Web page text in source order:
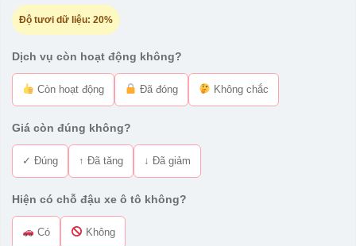
Độ tươi dữ liệu: 20%
Dịch vụ còn hoạt động không?
Còn hoạt động Đã đóng Không chắc
Giá còn đúng không?
✓ Đúng ↑ Đã tăng ↓ Đã giảm
Hiện có chỗ đậu xe ô tô không?
Có Không